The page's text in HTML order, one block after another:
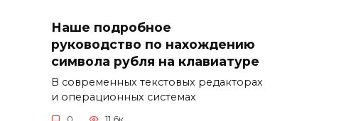
Наше подробное
руководство по нахождению
символа рубля на клавиатуре
В современных текстовых редакторах
и операционных системах